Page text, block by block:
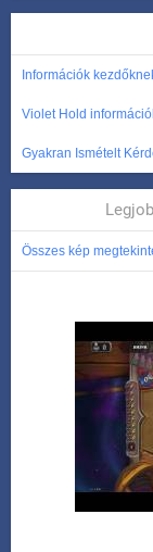
Információk
Violet Hold
Gyakran Ismételt
Összes kép